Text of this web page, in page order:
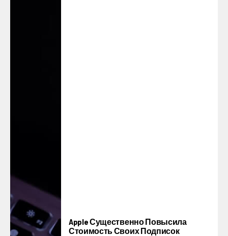
Apple Существенно Повысила
Стоимость Своих Подписок